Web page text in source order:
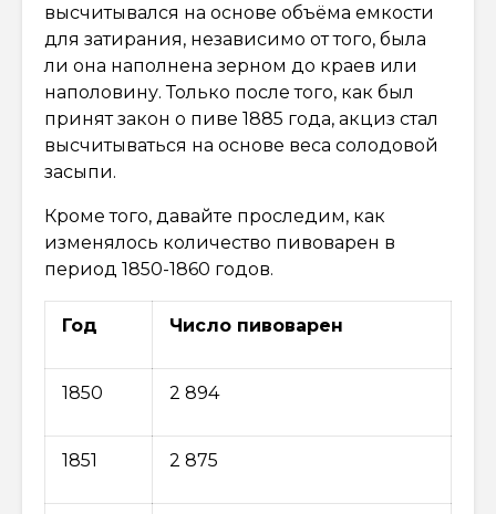
высчитывался на основе объёма емкости
для затирания, независимо от того, была
ли она наполнена зерном до краев или
наполовину. Только после того, как был
принят закон о пиве 1885 года, акциз стал
высчитываться на основе веса солодовой
засыпи.
Кроме того, давайте проследим, как
изменялось количество пивоварен в
период 1850-1860 годов.
Год Число пивоварен
1850 2 894
1851 2 875